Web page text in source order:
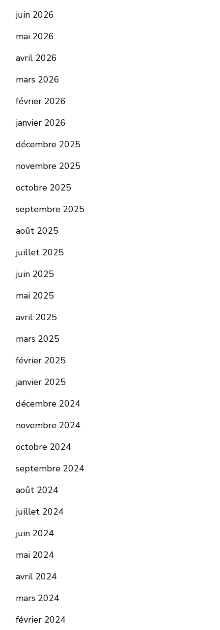
juin 2026
mai 2026
avril 2026
mars 2026
février 2026
janvier 2026
décembre 2025
novembre 2025
octobre 2025
septembre 2025
août 2025
juillet 2025
juin 2025
mai 2025
avril 2025
mars 2025
février 2025
janvier 2025
décembre 2024
novembre 2024
octobre 2024
septembre 2024
août 2024
juillet 2024
juin 2024
mai 2024
avril 2024
mars 2024
février 2024